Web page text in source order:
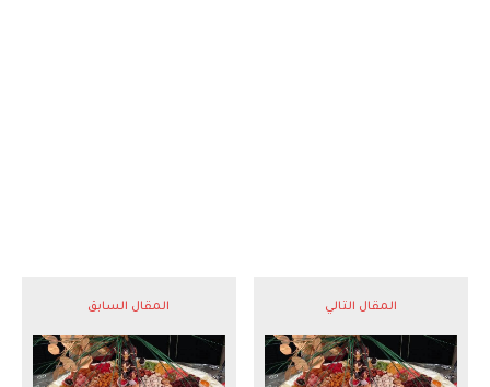
المقال السابق المقال التالي